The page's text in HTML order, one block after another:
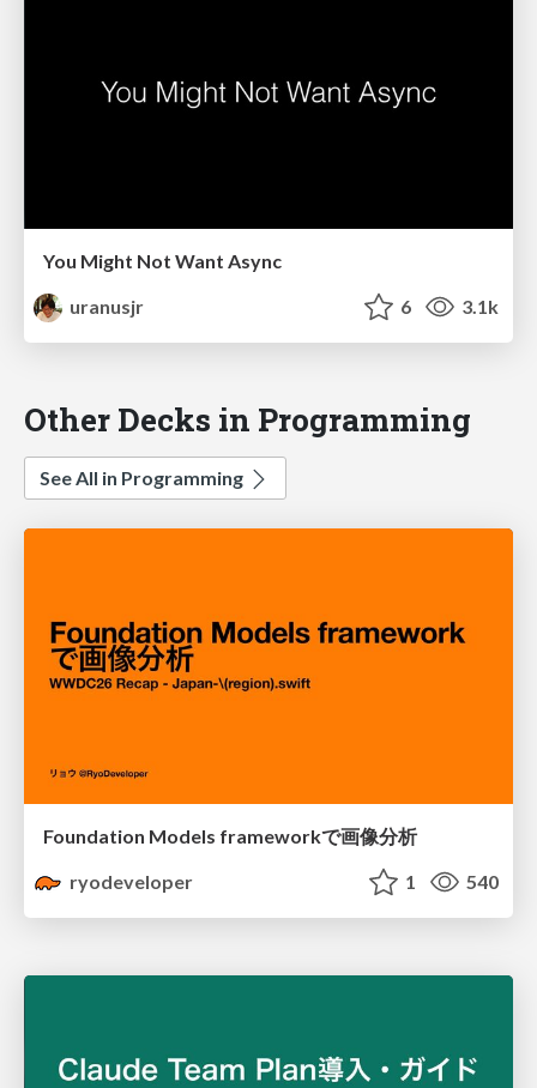
You Might Not Want Async
uranusjr
6 3.1k
Other Decks in Programming
See All in Programming
Foundation Models frameworkで画像分析
ryodeveloper
1 540